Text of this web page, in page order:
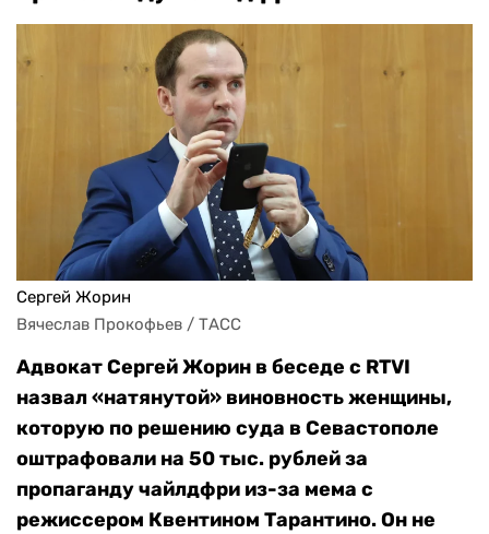
Сергей Жорин
Вячеслав Прокофьев / ТАСС
Адвокат Сергей Жорин в беседе с RTVI
назвал «натянутой» виновность женщины,
которую по решению суда в Севастополе
оштрафовали на 50 тыс. рублей за
пропаганду чайлдфри из-за мема с
режиссером Квентином Тарантино. Он не